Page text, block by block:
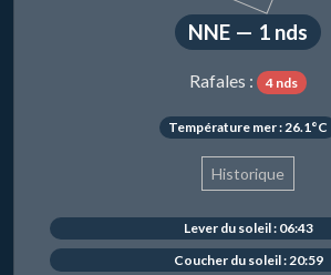
NNE — 1 nds
Rafales : 4 nds
Température mer : 26.1°C
Historique
Lever du soleil : 06:43
Coucher du soleil : 20:59